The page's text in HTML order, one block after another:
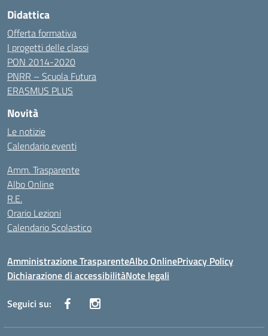
Didattica
Offerta formativa
I progetti delle classi
PON 2014-2020
PNRR – Scuola Futura
ERASMUS PLUS
Novità
Le notizie
Calendario eventi
Amm. Trasparente
Albo Online
R.E.
Orario Lezioni
Calendario Scolastico
Amministrazione TrasparenteAlbo OnlinePrivacy Policy
Dichiarazione di accessibilitàNote legali
Seguici su: